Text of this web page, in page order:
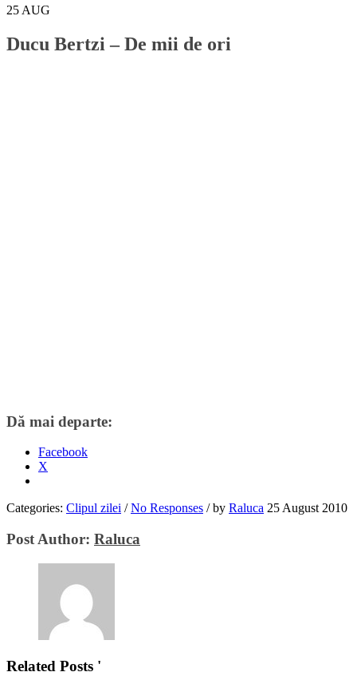
25 AUG
Ducu Bertzi – De mii de ori
Dă mai departe:
Facebook
X
Categories: Clipul zilei / No Responses /by Raluca 25 August 2010
Post Author: Raluca
Related Posts '